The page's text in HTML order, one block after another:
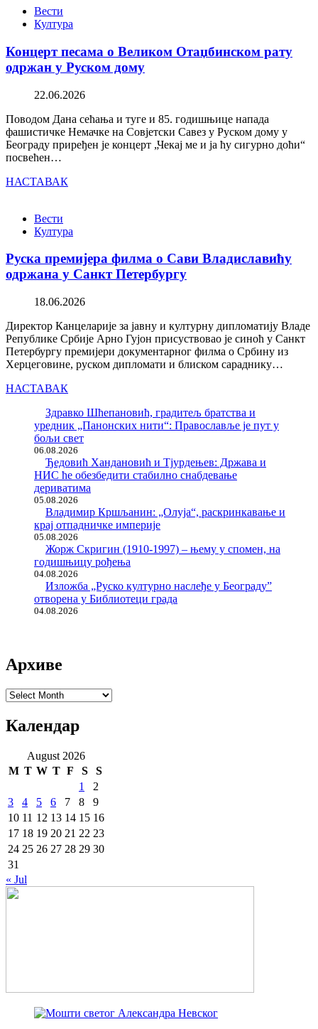
Вести
Култура
Концерт песама о Великом Отаџбинском рату
одржан у Руском дому
22.06.2026
Поводом Дана сећања и туге и 85. годишњице напада
фашистичке Немачке на Совјетски Савез у Руском дому у
Београду приређен је концерт „Чекај ме и ја ћу сигурно доћи“
посвећен…
НАСТАВАК
Вести
Култура
Руска премијера филма о Сави Владиславићу
одржана у Санкт Петербургу
18.06.2026
Директор Канцеларије за јавну и културну дипломатију Владе
Републике Србије Арно Гујон присуствовао је синоћ у Санкт
Петербургу премијери документарног филма о Србину из
Херцеговине, руском дипломати и блиском сараднику…
НАСТАВАК
Здравко Шћепановић, градитељ братства и
уредник „Панонских нити“: Православље је пут у
бољи свет
06.08.2026
Ђедовић Хандановић и Тјурдењев: Држава и
НИС ће обезбедити стабилно снабдевање
дериватима
05.08.2026
Владимир Кршљанин: „Олуја“, раскринкавање и
крај отпадничке империје
05.08.2026
Жорж Скригин (1910-1997) – њему у спомен, на
годишњицу рођења
04.08.2026
Изложба „Руско културно наслеђе у Београду”
отворена у Библиотеци града
04.08.2026
Архиве
Архиве
Календар
August 2026
M T W T F S
S
1
2
3
4 5 6 7 8
9
10 11 12 13 14 15 16
17 18 19 20 21 22 23
24 25 26 27 28 29 30
31
« Jul